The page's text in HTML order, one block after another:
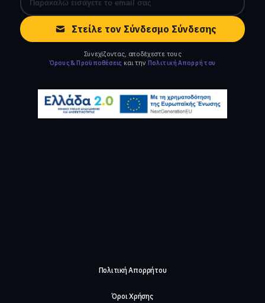
Στείλε τον Σύνδεσμο Σύνδεσης
Συνεχίζοντας, αποδέχεστε τους
Όρους & Προϋποθέσεις και την Πολιτική Απορρήτου
Πολιτική Απορρήτου
Όροι Χρήσης